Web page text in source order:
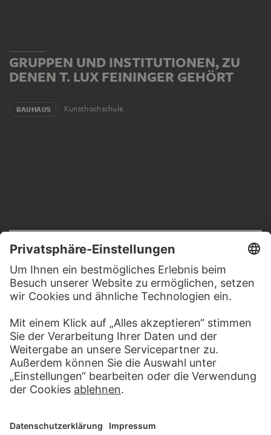
GRUPPEN UND INSTITUTIONEN, ZU
DENEN T. LUX FEININGER GEHÖRT
BAUHAUS Kunsthochschule
Impressum
Datenschutz
Copyright © 2026 Städel Museum
All rights reserved.
DIGITALE SAMMLUNG
Startseite
Werke
Künstler
Alben
SOCIAL MEDIA